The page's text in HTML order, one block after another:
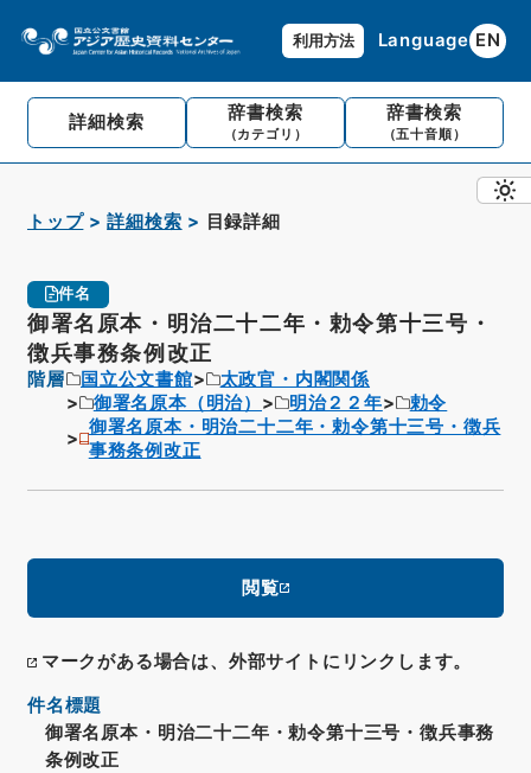
利用方法 Language EN
詳細検索 辞書検索
（カテゴリ）
辞書検索
（五十音順）
トップ 詳細検索 目録詳細
件名
御署名原本・明治二十二年・勅令第十三号・
徴兵事務条例改正
階層 国立公文書館
太政官・内閣関係
御署名原本（明治）
明治２２年
勅令
御署名原本・明治二十二年・勅令第十三号・徴兵
事務条例改正
閲覧
マークがある場合は、外部サイトにリンクします。
件名標題
御署名原本・明治二十二年・勅令第十三号・徴兵事務
条例改正